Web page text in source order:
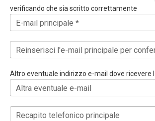
verificando che sia scritto correttamente
E-mail principale *
Reinserisci l'e-mail principale per
Altro eventuale indirizzo e-mail dove ricevere
Altra eventuale e-mail
Recapito telefonico principale